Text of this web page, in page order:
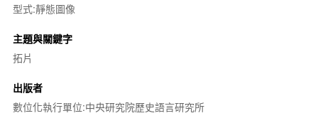
型式:靜態圖像
主題與關鍵字
拓片
出版者
數位化執行單位:中央研究院歷史語言研究所